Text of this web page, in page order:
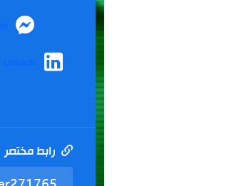
LinkedIn
رابط مختصر